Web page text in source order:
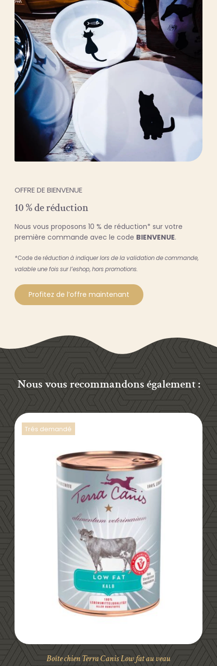
OFFRE DE BIENVENUE
10 % de réduction
Nous vous proposons 10 % de réduction* sur votre
première commande avec le code BIENVENUE.
*Code de réduction à indiquer lors de la validation de commande,
valable une fois sur l’eshop, hors promotions.
Profitez de l’offre maintenant
Nous vous recommandons également :
Trés demandé
DÉTAILS
Boîte chien Terra Canis Low fat au veau